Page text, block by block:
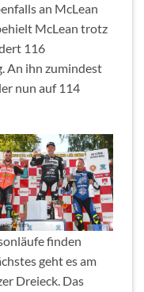
an McLean
McLean trotz
116
An ihn zumindest
nun auf 114
finden
geht es am
Dreieck. Das